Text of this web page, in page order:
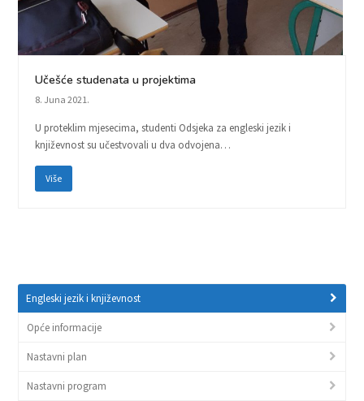
Učešće studenata u projektima
8. Juna 2021.
U proteklim mjesecima, studenti Odsjeka za engleski jezik i
književnost su učestvovali u dva odvojena…
Više
Engleski jezik i književnost
Opće informacije
Nastavni plan
Nastavni program